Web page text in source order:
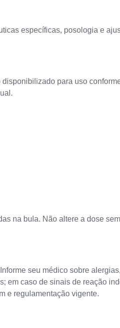
específicas, posologia e
para uso
na bula. Não altere a dose
seu médico sobre
em caso de sinais de reação
e regulamentação vigente.